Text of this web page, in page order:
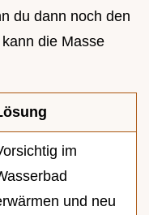
du dann noch den
die Masse
im
und neu